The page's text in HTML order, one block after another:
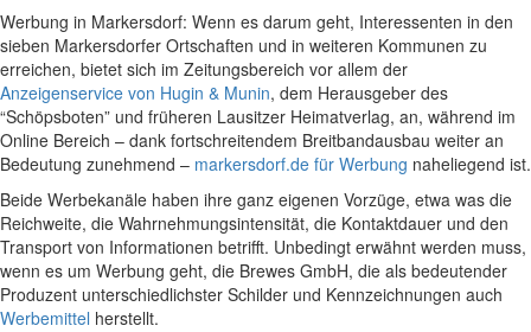
Werbung in Markersdorf: Wenn es darum geht, Interessenten in den
sieben Markersdorfer Ortschaften und in weiteren Kommunen zu
erreichen, bietet sich im Zeitungsbereich vor allem der
Anzeigenservice von Hugin & Munin, dem Herausgeber des
“Schöpsboten” und früheren Lausitzer Heimatverlag, an, während im
Online Bereich – dank fortschreitendem Breitbandausbau weiter an
Bedeutung zunehmend – markersdorf.de für Werbung naheliegend ist.
Beide Werbekanäle haben ihre ganz eigenen Vorzüge, etwa was die
Reichweite, die Wahrnehmungsintensität, die Kontaktdauer und den
Transport von Informationen betrifft. Unbedingt erwähnt werden muss,
wenn es um Werbung geht, die Brewes GmbH, die als bedeutender
Produzent unterschiedlichster Schilder und Kennzeichnungen auch
Werbemittel herstellt.